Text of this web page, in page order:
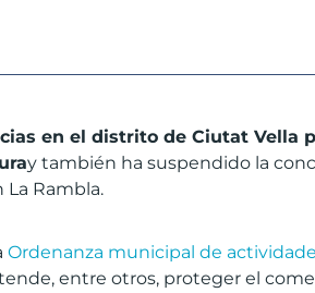
en el distrito de Ciutat Vella
y también ha suspendido la
Rambla.
Ordenanza municipal de
entre otros, proteger el